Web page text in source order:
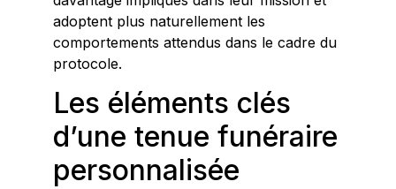
adoptent plus naturellement les
comportements attendus dans le cadre du
protocole.
Les éléments clés
d’une tenue funéraire
personnalisée